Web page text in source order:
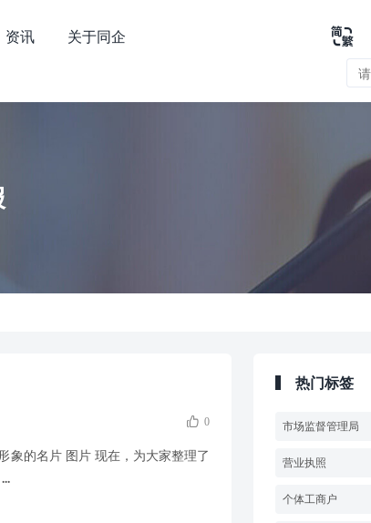

资讯 关于同企
 0
象的名片 图片 现在，为大家整理了
热门标签
市场监督管理局
营业执照
个体工商户